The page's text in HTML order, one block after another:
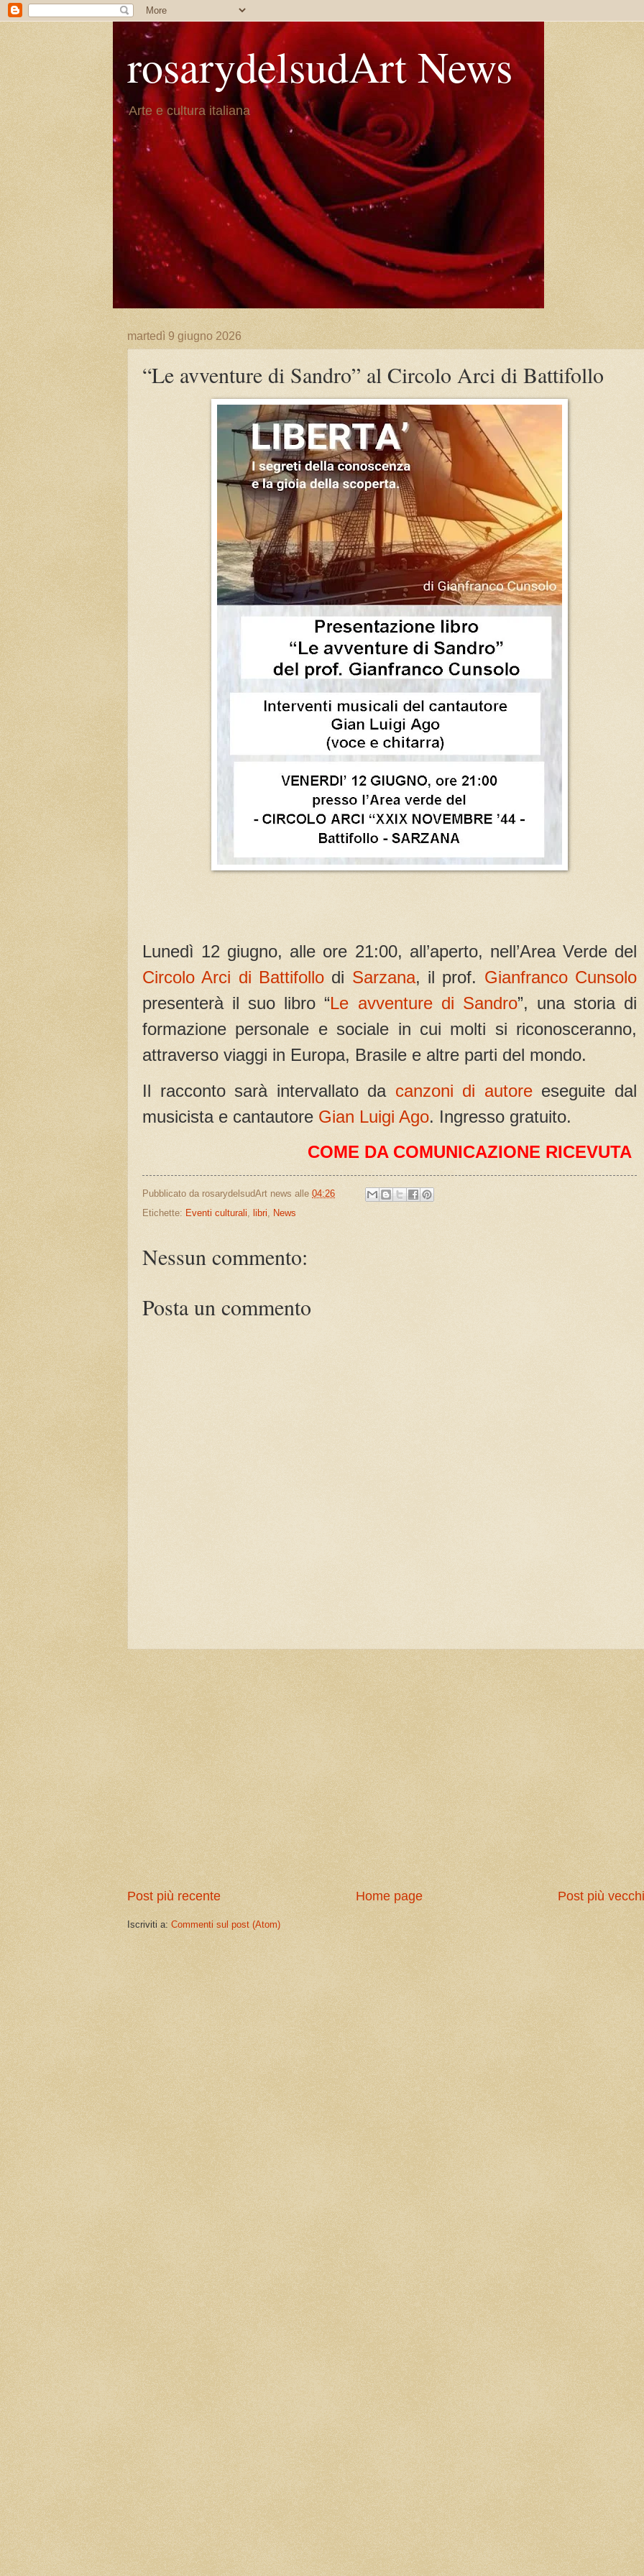
rosarydelsudArt News
Arte e cultura italiana
martedì 9 giugno 2026
“Le avventure di Sandro” al Circolo Arci di Battifollo
Lunedì 12 giugno, alle ore 21:00, all’aperto, nell’Area Verde del
Circolo Arci di Battifollo di Sarzana, il prof. Gianfranco Cunsolo
presenterà il suo libro “Le avventure di Sandro”, una storia di
formazione personale e sociale in cui molti si riconosceranno,
attraverso viaggi in Europa, Brasile e altre parti del mondo.
Il racconto sarà intervallato da canzoni di autoreeseguite dal
musicista e cantautore Gian Luigi Ago. Ingresso gratuito.
COME DA COMUNICAZIONE RICEVUTA
Pubblicato da rosarydelsudArt news alle 04:26
Etichette: Eventi culturali, libri, News
Nessun commento:
Posta un commento
Post più recente Post più
Home page
Iscriviti a: Commenti sul post (Atom)